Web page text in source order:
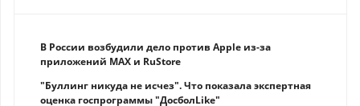
В России возбудили дело против Apple из-за
приложений MAX и RuStore
"Буллинг никуда не исчез". Что показала экспертная
оценка госпрограммы "ДосболLike"